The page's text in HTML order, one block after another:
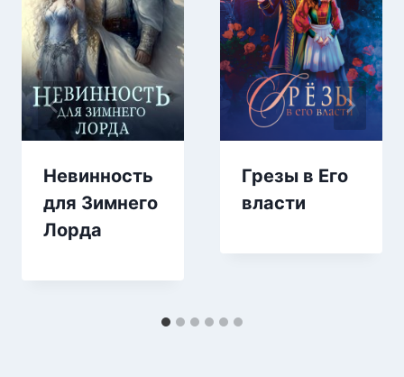
Невинность
для Зимнего
Лорда
Грезы в Его
власти